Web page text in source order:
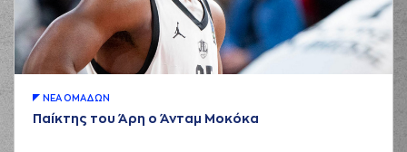
ΝΕA ΟΜAΔΩΝ
Παίκτης του Άρη ο Άνταμ Μοκόκα